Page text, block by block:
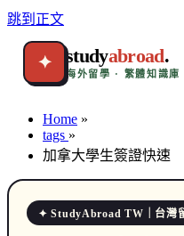
跳到正文
✦ studyabroad.
海外留學 · 繁體知識庫
Home »
tags »
加拿大學生簽證快速
✦ StudyAbroad TW｜台灣